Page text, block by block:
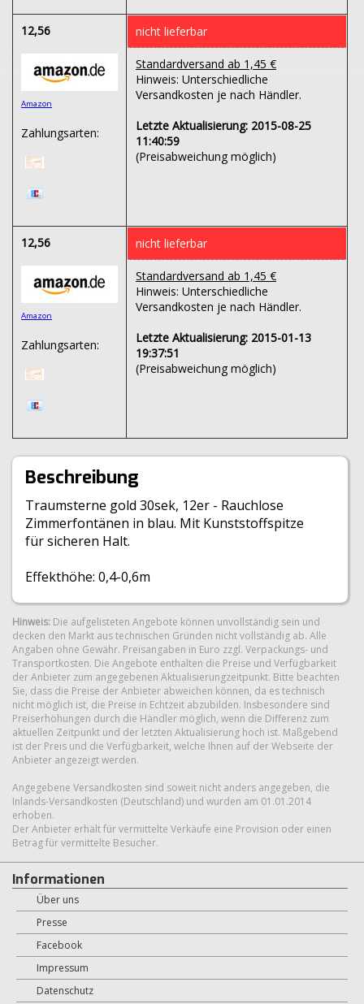
12,56
Amazon
Zahlungsarten:
nicht lieferbar
Standardversand ab 1,45 €
Hinweis: Unterschiedliche
Versandkosten je nach Händler.
Letzte Aktualisierung: 2015-08-25
11:40:59
(Preisabweichung möglich)
12,56
Amazon
Zahlungsarten:
nicht lieferbar
Standardversand ab 1,45 €
Hinweis: Unterschiedliche
Versandkosten je nach Händler.
Letzte Aktualisierung: 2015-01-13
19:37:51
(Preisabweichung möglich)
Beschreibung
Traumsterne gold 30sek, 12er - Rauchlose
Zimmerfontänen in blau. Mit Kunststoffspitze
für sicheren Halt.
Effekthöhe: 0,4-0,6m
Hinweis: Die aufgelisteten Angebote können unvollständig sein und
decken den Markt aus technischen Gründen nicht vollständig ab. Alle
Angaben ohne Gewähr. Preisangaben in Euro zzgl. Verpackungs- und
Transportkosten. Die Angebote enthalten die Preise und Verfügbarkeit
der Anbieter zum angegebenen Aktualisierungzeitpunkt. Bitte beachten
Sie, dass die Preise der Anbieter abweichen können, da es technisch
nicht möglich ist, die Preise in Echtzeit abzubilden. Insbesondere sind
Preiserhöhungen durch die Händler möglich, wenn die Differenz zum
aktuellen Zeitpunkt und der letzten Aktualisierung hoch ist. Maßgebend
ist der Preis und die Verfügbarkeit, welche Ihnen auf der Webseite der
Anbieter angezeigt werden.
Angegebene Versandkosten sind soweit nicht anders angegeben, die
Inlands-Versandkosten (Deutschland) und wurden am 01.01.2014
erhoben.
Der Anbieter erhält für vermittelte Verkäufe eine Provision oder einen
Betrag für vermittelte Besucher.
Informationen
Über uns
Presse
Facebook
Impressum
Datenschutz